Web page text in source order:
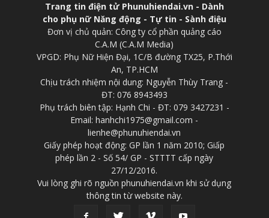
Trang tin điện tử Phunuhiendai.vn - Dành
cho phụ nữ Năng động - Tự tin - Sành điệu
Đơn vị chủ quản: Công ty cổ phần quảng cáo
C.A.M (C.A.M Media)
VPGD: Phụ Nữ Hiện Đại, 1C/B đường TX25, P.Thới
An, TP.HCM
Chịu trách nhiệm nội dung: Nguyễn Thùy Trang -
ĐT: 076 8943493
Phụ trách biên tập: Hạnh Chi - ĐT: 079 3427231 -
Email: hanhchi1975@gmail.com -
lienhe@phunuhiendai.vn
Giấy phép hoạt động: GP lần 1 năm 2010; Giấp
phép lần 2 - Số 54/ GP - STTTT cấp ngày
27/12/2016.
Vui lòng ghi rõ nguồn phunuhiendai.vn khi sử dụng
thông tin từ website này.